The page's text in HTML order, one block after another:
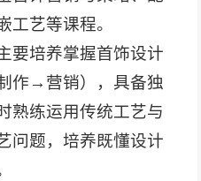
工艺等课程。
要培养掌握首饰设计
作→营销），具备独
熟练运用传统工艺与
问题，培养既懂设计